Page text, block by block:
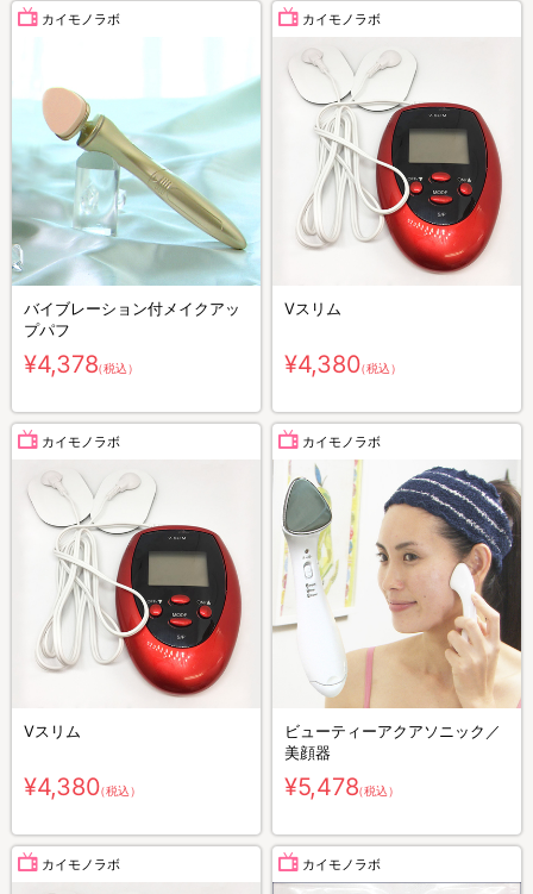
カイモノラボ
バイブレーション付メイクアッ
プパフ
¥4,378（税込）
カイモノラボ
Vスリム
¥4,380（税込）
カイモノラボ
Vスリム
¥4,380（税込）
カイモノラボ
ビューティーアクアソニック／
美顔器
¥5,478（税込）
カイモノラボ カイモノラボ